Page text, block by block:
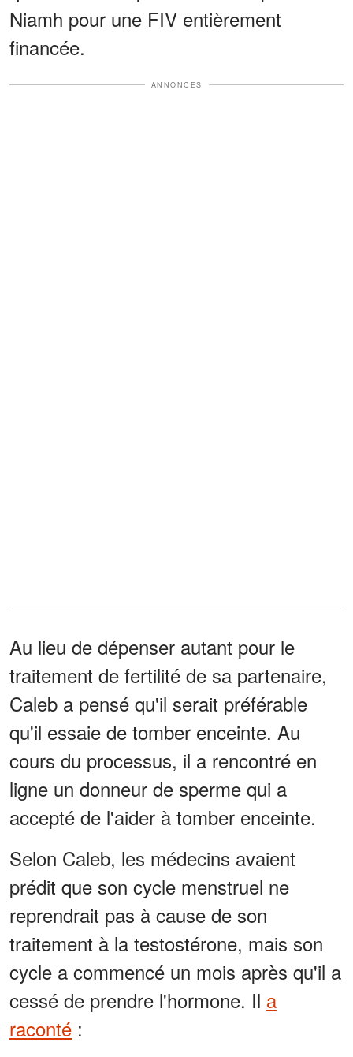
Niamh pour une FIV entièrement
financée.
ANNONCES
Au lieu de dépenser autant pour le
traitement de fertilité de sa partenaire,
Caleb a pensé qu'il serait préférable
qu'il essaie de tomber enceinte. Au
cours du processus, il a rencontré en
ligne un donneur de sperme qui a
accepté de l'aider à tomber enceinte.
Selon Caleb, les médecins avaient
prédit que son cycle menstruel ne
reprendrait pas à cause de son
traitement à la testostérone, mais son
cycle a commencé un mois après qu'il a
cessé de prendre l'hormone. Il a
raconté :